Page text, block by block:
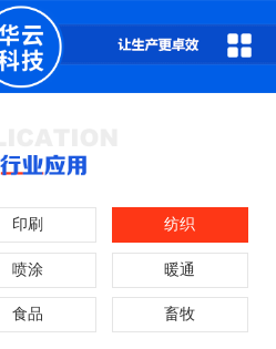
印刷 纺织
喷涂 暖通
食品 畜牧